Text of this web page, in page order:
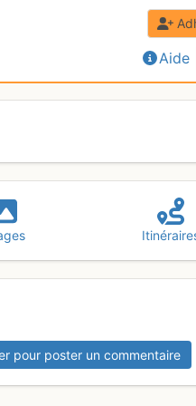
Aide
pour poster un commentaire